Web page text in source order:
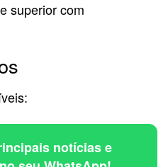
superior com
notícias e